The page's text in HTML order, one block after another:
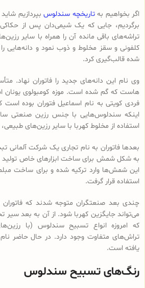
اگر بخواهیم بهتاریخچه سندلوس
برگردیم، جایی که یک شیمی‌دان پس از
تراشه‌های باقی مانده آن را همراه با سایر
کلفونی و سقز مخلوط و ذوب نمود و دانه‌هایی
شده قالب‌گیری کرد.
وی نام این دانه‌های جدید را فاتوران نهاد.
هاست که گم شده است. موزه کومبولوی یونان
فردی کویتی به نام اسماعیل فتوران بوده است
اینکه سندلوس‌هایی با جنس رزین صنعتی
استفاده از مخلوط کهربا با سایر رزین‌های
بعدها فاتوران به نام تجاری یک شرکت آلمانی
به شکل شمش برای ساخت ابزارهای خاص تولید
این شمش‌ها وارد ترکیه شده و برای ساخت
استفاده قرار گرفت.
چندی بعد صنعتگران متوجه شدند که
می‌تواند جایگزین کهربا شود. از آن به بعد
که امروزه انواع تسبیح‌ سندلوس (با
تراش‌های متفاوت وجود دارد. در حال حاضر
یافته است.
رنگ‌های تسبیح سندلوس